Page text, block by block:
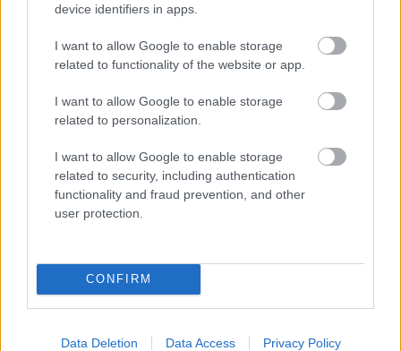
device identifiers in apps.
I want to allow Google to enable storage
related to functionality of the website or app.
I want to allow Google to enable storage
related to personalization.
I want to allow Google to enable storage
related to security, including authentication
functionality and fraud prevention, and other
user protection.
CONFIRM
Data Deletion Data Access Privacy Policy